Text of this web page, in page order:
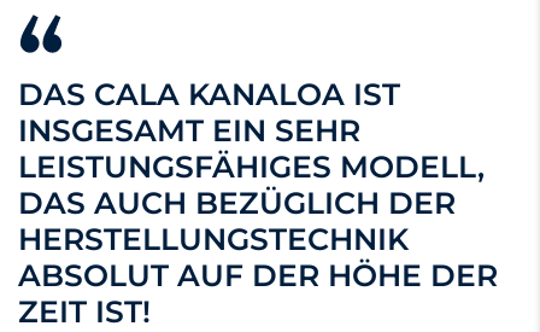
DAS CALA KANALOA IST
INSGESAMT EIN SEHR
LEISTUNGSFÄHIGES MODELL,
DAS AUCH BEZÜGLICH DER
HERSTELLUNGSTECHNIK
ABSOLUT AUF DER HÖHE DER
ZEIT IST!